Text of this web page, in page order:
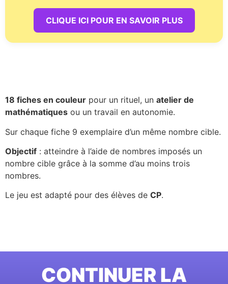
CLIQUE ICI POUR EN SAVOIR PLUS
18 fiches en couleur pour un rituel, un atelier de
mathématiques ou un travail en autonomie.
Sur chaque fiche 9 exemplaire d’un même nombre cible.
Objectif : atteindre à l’aide de nombres imposés un
nombre cible grâce à la somme d’au moins trois
nombres.
Le jeu est adapté pour des élèves de CP.
CONTINUER LA